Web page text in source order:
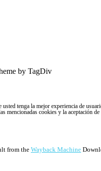
by TagDiv
tenga la mejor experiencia de
mencionadas cookies y la aceptación de
from the Wayback Machine